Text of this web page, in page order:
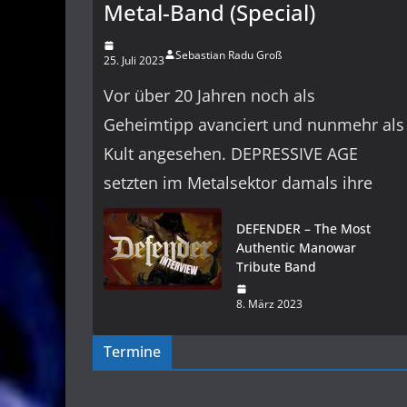
Metal-Band (Special)
25. Juli 2023 Sebastian Radu Groß
Vor über 20 Jahren noch als
Geheimtipp avanciert und nunmehr als
Kult angesehen. DEPRESSIVE AGE
setzten im Metalsektor damals ihre
DEFENDER – The Most
Authentic Manowar
Tribute Band
8. März 2023
Termine